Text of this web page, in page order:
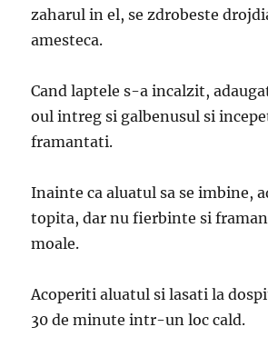
zaharul in el, se zdrobeste
amesteca.
Cand laptele s-a incalzit,
oul intreg si galbenusul si
framantati.
Inainte ca aluatul sa se imbine,
topita, dar nu fierbinte si
moale.
Acoperiti aluatul si lasati la
30 de minute intr-un loc cald.